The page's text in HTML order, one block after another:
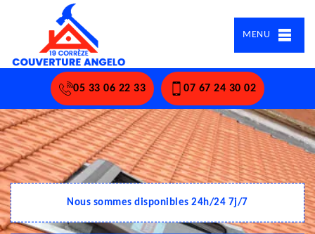
MENU
05 33 06 22 33 07 67 24 30 02
Nous sommes disponibles 24h/24 7j/7